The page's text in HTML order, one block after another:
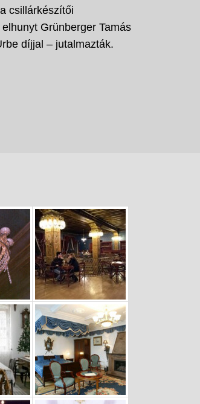
csillárkészítői
Grünberger Tamás
díjjal – jutalmazták.